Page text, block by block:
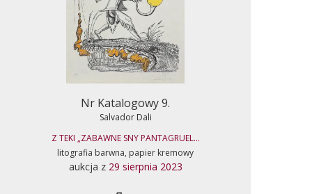
Nr Katalogowy 9.
Salvador Dali
Z TEKI „ZABAWNE SNY PANTAGRUEL...
litografia barwna, papier kremowy
aukcja z 29 sierpnia 2023